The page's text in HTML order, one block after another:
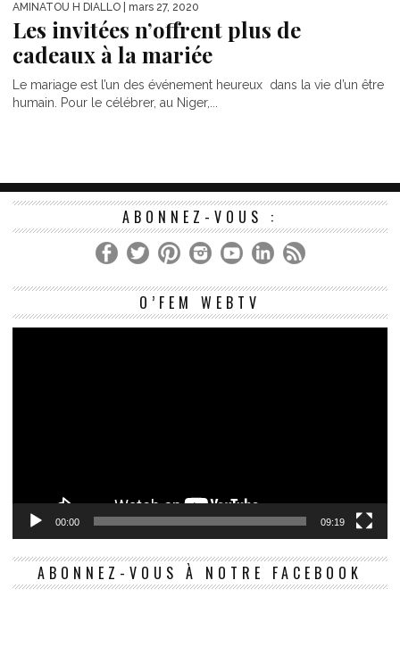
AMINATOU H DIALLO | mars 27, 2020
Les invitées n’offrent plus de
cadeaux à la mariée
Le mariage est l’un des événement heureux dans la vie d’un être
humain. Pour le célébrer, au Niger,...
ABONNEZ-VOUS :
O’FEM WEBTV
00:00 09:19
ABONNEZ-VOUS À NOTRE FACEBOOK